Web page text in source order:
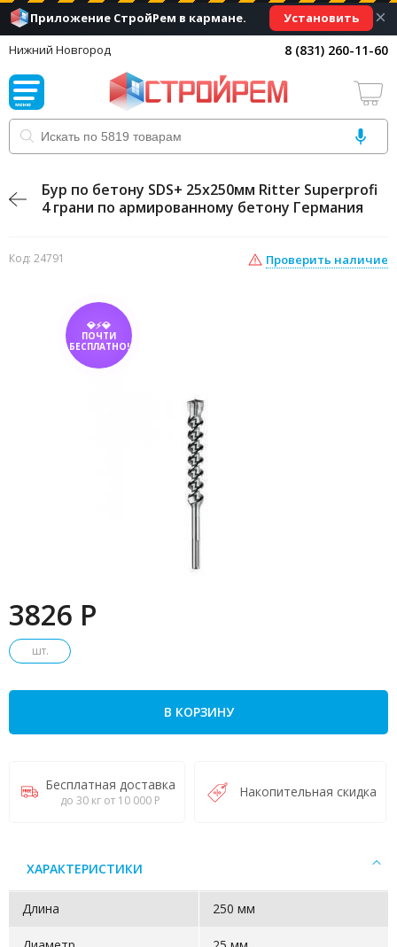
Приложение СтройРем в кармане. Установить ×
Нижний Новгород 8 (831) 260-11-60
Бур по бетону SDS+ 25х250мм Ritter Superprofi
4 грани по армированному бетону Германия
Код: 24791 Проверить наличие
💎⚡💎
ПОЧТИ
БЕСПЛАТНО!
3826 P
шт.
В КОРЗИНУ
Бесплатная доставка
до 30 кг от 10 000 Р
Накопительная скидка
ХАРАКТЕРИСТИКИ
Длина 250 мм